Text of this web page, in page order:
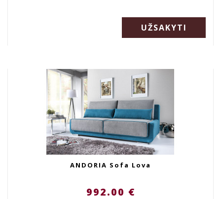
UŽSAKYTI
ANDORIA Sofa Lova
992.00 €